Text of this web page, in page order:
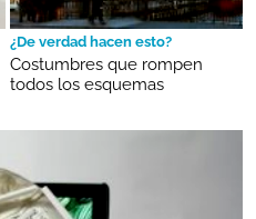
¿De verdad hacen esto?
Costumbres que rompen
todos los esquemas